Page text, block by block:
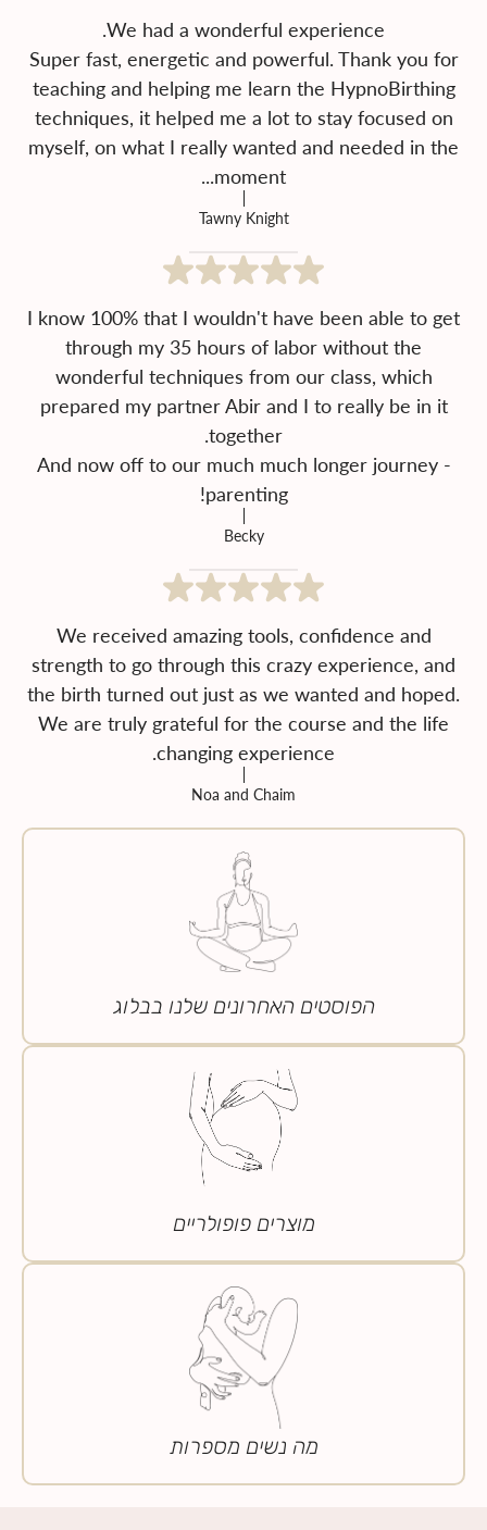
Super fast, energetic and powerful. Thank you for
teaching and helping me learn the HypnoBirthing
techniques, it helped me a lot to stay focused on
myself, on what I really wanted and needed in the
moment...
Tawny Knight
I know 100% that I wouldn't have been able to get
through my 35 hours of labor without the
wonderful techniques from our class, which
prepared my partner Abir and I to really be in it
And now off to our much much longer journey -
parenting!
Becky
We received amazing tools, confidence and
strength to go through this crazy experience, and
the birth turned out just as we wanted and hoped.
We are truly grateful for the course and the life
changing experience.
Noa and Chaim
הפוסטים האחרונים שלנו בבלוג
מוצרים פופולריים
מה נשים מספרות